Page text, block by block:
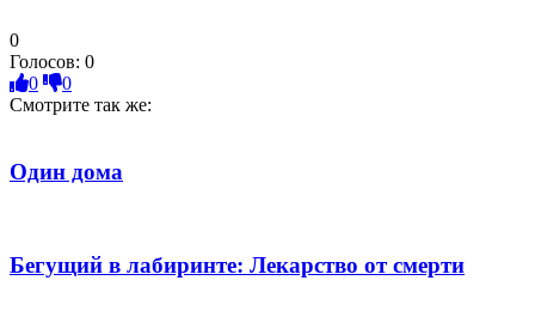
0
Голосов: 0
0
0
Смотрите так же:
Один дома
Бегущий в лабиринте: Лекарство от смерти